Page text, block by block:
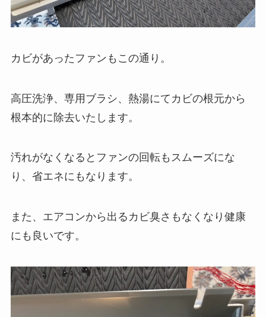
カビがあったファンもこの通り。
高圧洗浄、専用ブラシ、熱湯にてカビの根元から
根本的に除去いたします。
汚れがなくなるとファンの回転もスムーズにな
り、省エネにもなります。
また、エアコンから出るカビ臭さもなくなり健康
にも良いです。